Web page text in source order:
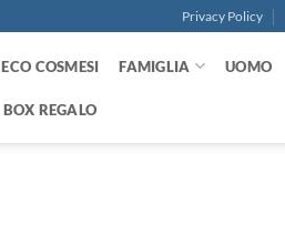
Privacy Policy
ECO COSMESI FAMIGLIA UOMO
BOX REGALO